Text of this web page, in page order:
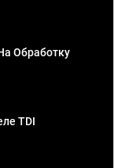
Обработку
TDI